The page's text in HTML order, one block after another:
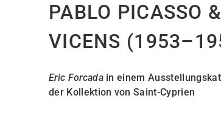
PABLO PICASSO
VICENS
Eric Forcadain einem
der Kollektion von Saint-Cyprien